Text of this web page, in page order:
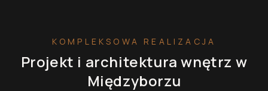
KOMPLEKSOWA REALIZACJA
Projekt i architektura wnętrz w
Międzyborzu